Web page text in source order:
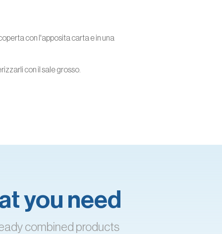
con l'apposita carta e in una
con il sale grosso.
you need
combined products